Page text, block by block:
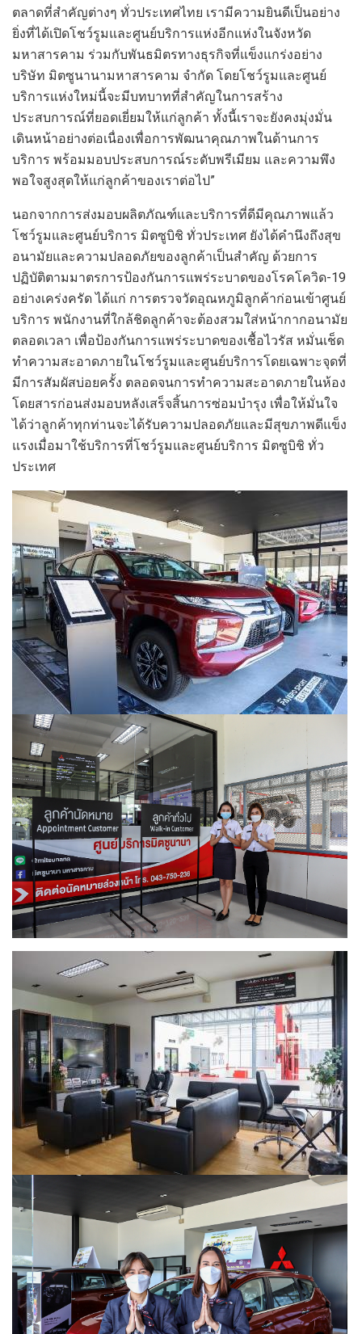
ตลาดที่สำคัญต่างๆ ทั่วประเทศไทย เรามีความยินดีเป็นอย่าง
ยิ่งที่ได้เปิดโชว์รูมและศูนย์บริการแห่งอีกแห่งในจังหวัด
มหาสารคาม ร่วมกับพันธมิตรทางธุรกิจที่แข็งแกร่งอย่าง
บริษัท มิตซูนานามหาสารคาม จำกัด โดยโชว์รูมและศูนย์
บริการแห่งใหม่นี้จะมีบทบาทที่สำคัญในการสร้าง
ประสบการณ์ที่ยอดเยี่ยมให้แก่ลูกค้า ทั้งนี้เราจะยังคงมุ่งมั่น
เดินหน้าอย่างต่อเนื่องเพื่อการพัฒนาคุณภาพในด้านการ
บริการ พร้อมมอบประสบการณ์ระดับพรีเมียม และความพึง
พอใจสูงสุดให้แก่ลูกค้าของเราต่อไป”
นอกจากการส่งมอบผลิตภัณฑ์และบริการที่ดีมีคุณภาพแล้ว
โชว์รูมและศูนย์บริการ มิตซูบิชิ ทั่วประเทศ ยังได้คำนึงถึงสุข
อนามัยและความปลอดภัยของลูกค้าเป็นสำคัญ ด้วยการ
ปฏิบัติตามมาตรการป้องกันการแพร่ระบาดของโรคโควิด-19
อย่างเคร่งครัด ได้แก่ การตรวจวัดอุณหภูมิลูกค้าก่อนเข้าศูนย์
บริการ พนักงานที่ใกล้ชิดลูกค้าจะต้องสวมใส่หน้ากากอนามัย
ตลอดเวลา เพื่อป้องกันการแพร่ระบาดของเชื้อไวรัส หมั่นเช็ด
ทำความสะอาดภายในโชว์รูมและศูนย์บริการโดยเฉพาะจุดที่
มีการสัมผัสบ่อยครั้ง ตลอดจนการทำความสะอาดภายในห้อง
โดยสารก่อนส่งมอบหลังเสร็จสิ้นการซ่อมบำรุง เพื่อให้มั่นใจ
ได้ว่าลูกค้าทุกท่านจะได้รับความปลอดภัยและมีสุขภาพดีแข็ง
แรงเมื่อมาใช้บริการที่โชว์รูมและศูนย์บริการ มิตซูบิชิ ทั่ว
ประเทศ